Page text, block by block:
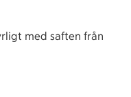
med saften från